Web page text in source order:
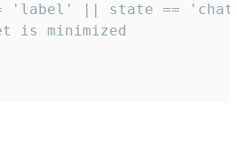
'label' || state ==
is minimized